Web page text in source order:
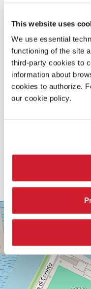
This website uses
We use essential
functioning of the site
third-party cookies to
information about
cookies to authorize.
our cookie policy.
PALABIENNALE
VIA
SANDRO
86
30126
LIDO
DI
VENEZIA